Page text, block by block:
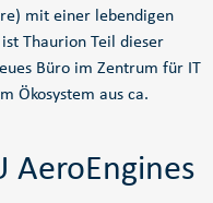
mit einer lebendigen
Thaurion Teil dieser
Büro im Zentrum für IT
Ökosystem aus ca.
AeroEngines